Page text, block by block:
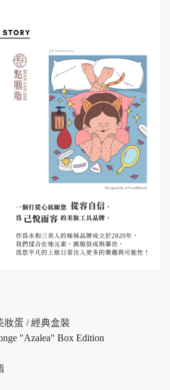
妝蛋 / 經典盒裝
"Azalea" Box Edition